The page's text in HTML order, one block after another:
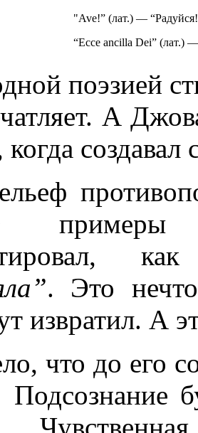
"Ave!” (лат.) —
“Ессе ancilla Dei” (лат.)
поэзией
А
когда
. Это
извратил. А
что до его